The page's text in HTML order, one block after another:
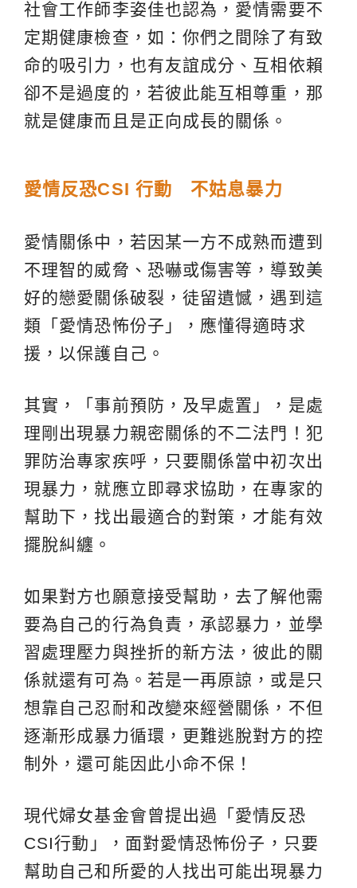
社會工作師李姿佳也認為，愛情需要不
定期健康檢查，如：你們之間除了有致
命的吸引力，也有友誼成分、互相依賴
卻不是過度的，若彼此能互相尊重，那
就是健康而且是正向成長的關係。
愛情反恐CSI 行動 不姑息暴力
愛情關係中，若因某一方不成熟而遭到
不理智的威脅、恐嚇或傷害等，導致美
好的戀愛關係破裂，徒留遺憾，遇到這
類「愛情恐怖份子」，應懂得適時求
援，以保護自己。
其實，「事前預防，及早處置」，是處
理剛出現暴力親密關係的不二法門！犯
罪防治專家疾呼，只要關係當中初次出
現暴力，就應立即尋求協助，在專家的
幫助下，找出最適合的對策，才能有效
擺脫糾纏。
如果對方也願意接受幫助，去了解他需
要為自己的行為負責，承認暴力，並學
習處理壓力與挫折的新方法，彼此的關
係就還有可為。若是一再原諒，或是只
想靠自己忍耐和改變來經營關係，不但
逐漸形成暴力循環，更難逃脫對方的控
制外，還可能因此小命不保！
現代婦女基金會曾提出過「愛情反恐
CSI行動」，面對愛情恐怖份子，只要
幫助自己和所愛的人找出可能出現暴力